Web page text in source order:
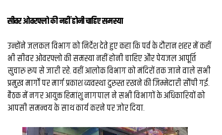
सीवर ओवरफ्लो की नहीं होनी चाहिए समस्या
उन्होंने जलकल विभाग को निर्देश देते हुए कहा कि पर्व के दौरान शहर में कहीं
भी सीवर ओवरफ्लो की समस्या नहीं होनी चाहिए और पेयजल आपूर्ति
सुचारु रूप से जारी रहे. वहीं आलोक विभाग को मंदिरों तक जाने वाले सभी
प्रमुख मार्गों पर मार्ग प्रकाश व्यवस्था दुरुस्त रखने की जिम्मेदारी सौंपी गई.
बैठक में नगर आयुक्त हिमांशु नागपाल ने सभी विभागों के अधिकारियों को
आपसी समन्वय के साथ कार्य करने पर जोर दिया.